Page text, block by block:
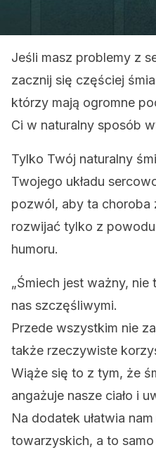
Jeśli masz problemy z
zacznij się częściej
którzy mają ogromne
Ci w naturalny sposób
Tylko Twój naturalny
Twojego układu
pozwól, aby ta choroba
rozwijać tylko z
humoru.
„Śmiech jest ważny,
nas szczęśliwymi.
Przede wszystkim nie
także rzeczywiste
Wiąże się to z tym, że
angażuje nasze ciało i
Na dodatek ułatwia
towarzyskich, a to